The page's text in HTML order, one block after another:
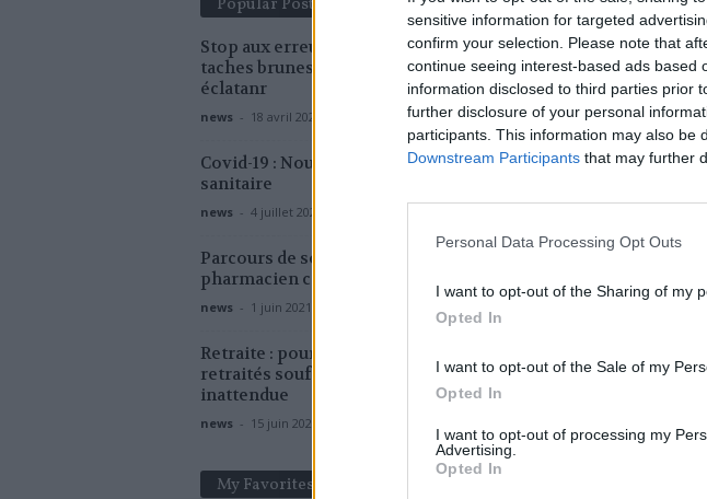
sensitive information for targeted
confirm your selection. Please note that
continue seeing interest-based ads based
information disclosed to third parties prior
further disclosure of your personal
participants. This information may also be
Downstream Participants that may further
Personal Data Processing Opt Outs
I want to opt-out of the Sharing of my
Opted In
I want to opt-out of the Sale of my
Opted In
I want to opt-out of processing my
Advertising.
Opted In
Le 15 décembre,
l’étranger aussi,
négatif peut être
bagages.
Le site officiel de
attestations ?
Popular Posts
Stop aux erreurs qui aggravent vos
taches brunes et retrouvez un teint
éclatanr
news - 18 avril 2026
Covid-19 : Nouveau projet de loi
sanitaire
news - 4 juillet 2022
Parcours de soin : quel est le rôle du
pharmacien correspondant ?
news - 1 juin 2021
Retraite : pourquoi beaucoup de
retraités souffrent d’insomnie
inattendue
news - 15 juin 2026
My Favorites